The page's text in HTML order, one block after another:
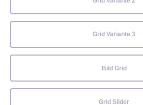
Grid Variante 3
Bild Grid
Grid Slider